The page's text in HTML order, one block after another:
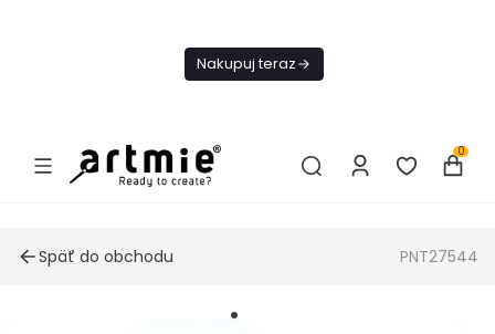
Nakupuj teraz
0
Späť do obchodu PNT27544